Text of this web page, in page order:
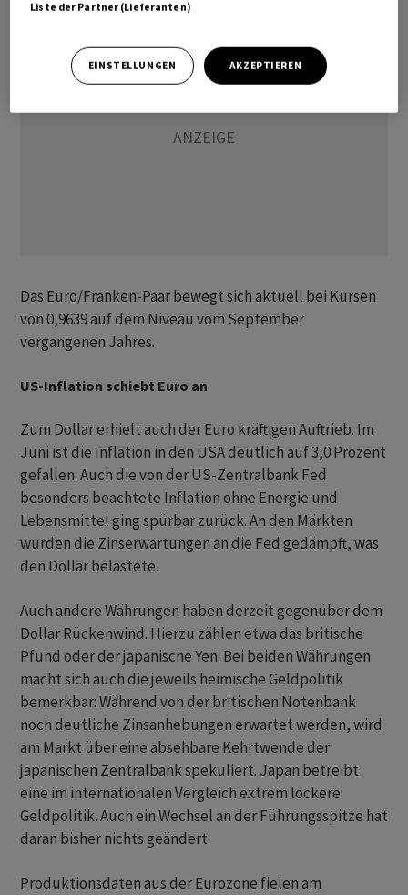
Das Euro/Franken-Paar bewegt sich aktuell bei Kursen
von 0,9639 auf dem Niveau vom September
vergangenen Jahres.
US-Inflation schiebt Euro an
Zum Dollar erhielt auch der Euro kräftigen Auftrieb. Im
Juni ist die Inflation in den USA deutlich auf 3,0 Prozent
gefallen. Auch die von der US-Zentralbank Fed
besonders beachtete Inflation ohne Energie und
Lebensmittel ging spürbar zurück. An den Märkten
wurden die Zinserwartungen an die Fed gedämpft, was
den Dollar belastete.
Auch andere Währungen haben derzeit gegenüber dem
Dollar Rückenwind. Hierzu zählen etwa das britische
Pfund oder der japanische Yen. Bei beiden Währungen
macht sich auch die jeweils heimische Geldpolitik
bemerkbar: Während von der britischen Notenbank
noch deutliche Zinsanhebungen erwartet werden, wird
am Markt über eine absehbare Kehrtwende der
japanischen Zentralbank spekuliert. Japan betreibt
eine im internationalen Vergleich extrem lockere
Geldpolitik. Auch ein Wechsel an der Führungsspitze hat
daran bisher nichts geändert.
Produktionsdaten aus der Eurozone fielen am
Liste der Partner (Lieferanten)
EINSTELLUNGEN AKZEPTIEREN